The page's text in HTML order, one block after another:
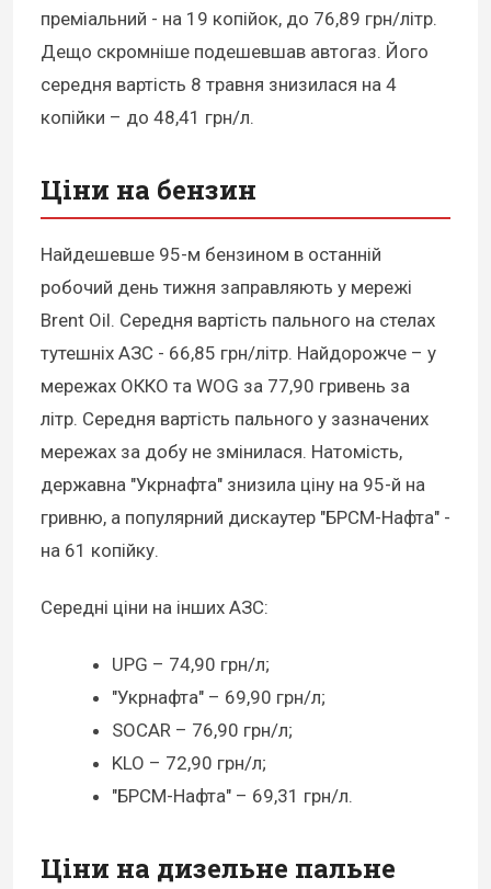
преміальний - на 19 копійок, до 76,89 грн/літр.
Дещо скромніше подешевшав автогаз. Його
середня вартість 8 травня знизилася на 4
копійки – до 48,41 грн/л.
Ціни на бензин
Найдешевше 95-м бензином в останній
робочий день тижня заправляють у мережі
Brent Oil. Середня вартість пального на стелах
тутешніх АЗС - 66,85 грн/літр. Найдорожче – у
мережах ОККО та WOG за 77,90 гривень за
літр. Середня вартість пального у зазначених
мережах за добу не змінилася. Натомість,
державна "Укрнафта" знизила ціну на 95-й на
гривню, а популярний дискаутер "БРСМ-Нафта" -
на 61 копійку.
Середні ціни на інших АЗС:
UPG – 74,90 грн/л;
"Укрнафта" – 69,90 грн/л;
SOCAR – 76,90 грн/л;
KLO – 72,90 грн/л;
"БРСМ-Нафта" – 69,31 грн/л.
Ціни на дизельне пальне